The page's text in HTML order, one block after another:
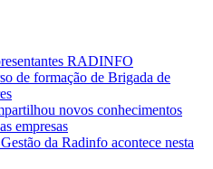
RADINFO
de formação de Brigada de
novos conhecimentos
empresas
da Radinfo acontece nesta